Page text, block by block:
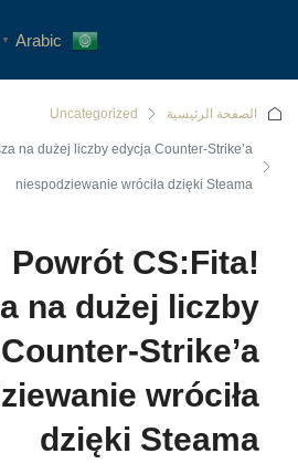
Arabic
▼
الصفحة الرئيسية Uncategorized
na dużej liczby edycja Counter-Strike’a
niespodziewanie wróciła dzięki Steama
Powrót CS:Fita!
na dużej liczby
Strike’a
wróciła
dzięki Steama